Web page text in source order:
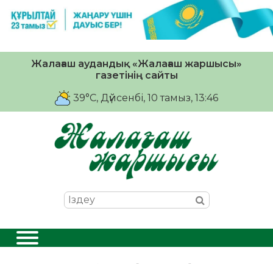
Жалағаш аудандық «Жалағаш жаршысы»
газетінің сайты
39°C, Дүйсенбі, 10 тамыз, 13:46